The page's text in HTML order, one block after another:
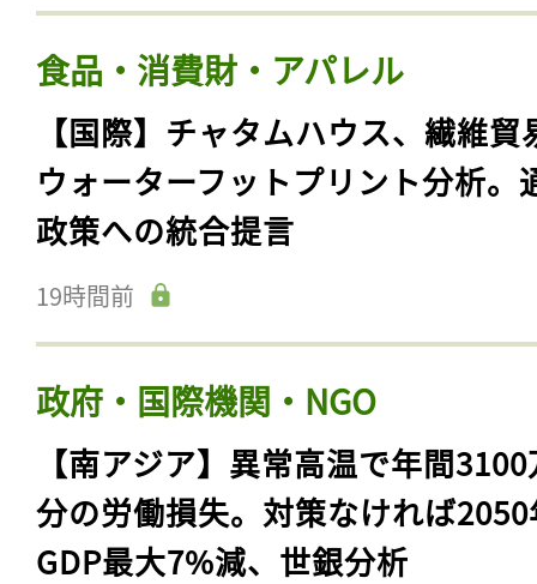
食品・消費財・アパレル
【国際】チャタムハウス、繊維貿
ウォーターフットプリント分析。
政策への統合提言
19時間前
政府・国際機関・NGO
【南アジア】異常高温で年間
分の労働損失。対策なければ
GDP最大7%減、世銀分析